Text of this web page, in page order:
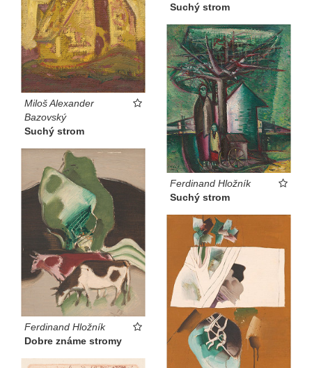
Miloš Alexander
Bazovský
Suchý strom
Suchý strom
Ferdinand Hložník
Suchý strom
Ferdinand Hložník
Dobre známe stromy